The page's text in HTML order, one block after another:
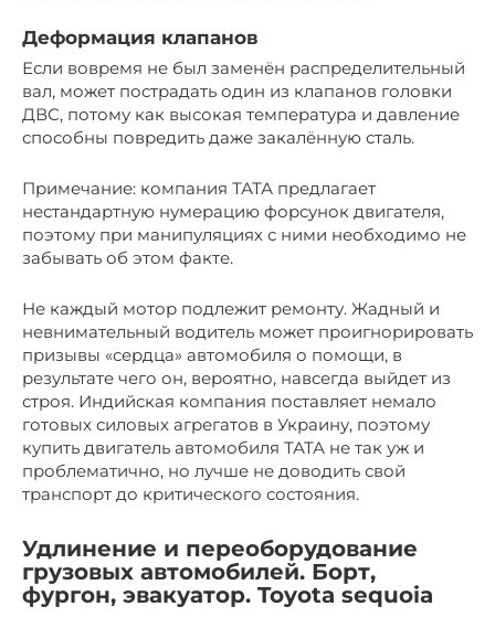
Деформация клапанов
Если вовремя не был заменён распределительный
вал, может пострадать один из клапанов головки
ДВС, потому как высокая температура и давление
способны повредить даже закалённую сталь.
Примечание: компания ТАТА предлагает
нестандартную нумерацию форсунок двигателя,
поэтому при манипуляциях с ними необходимо не
забывать об этом факте.
Не каждый мотор подлежит ремонту. Жадный и
невнимательный водитель может проигнорировать
призывы «сердца» автомобиля о помощи, в
результате чего он, вероятно, навсегда выйдет из
строя. Индийская компания поставляет немало
готовых силовых агрегатов в Украину, поэтому
купить двигатель автомобиля ТАТА не так уж и
проблематично, но лучше не доводить свой
транспорт до критического состояния.
Удлинение и переоборудование
грузовых автомобилей. Борт,
фургон, эвакуатор. Toyota sequoia